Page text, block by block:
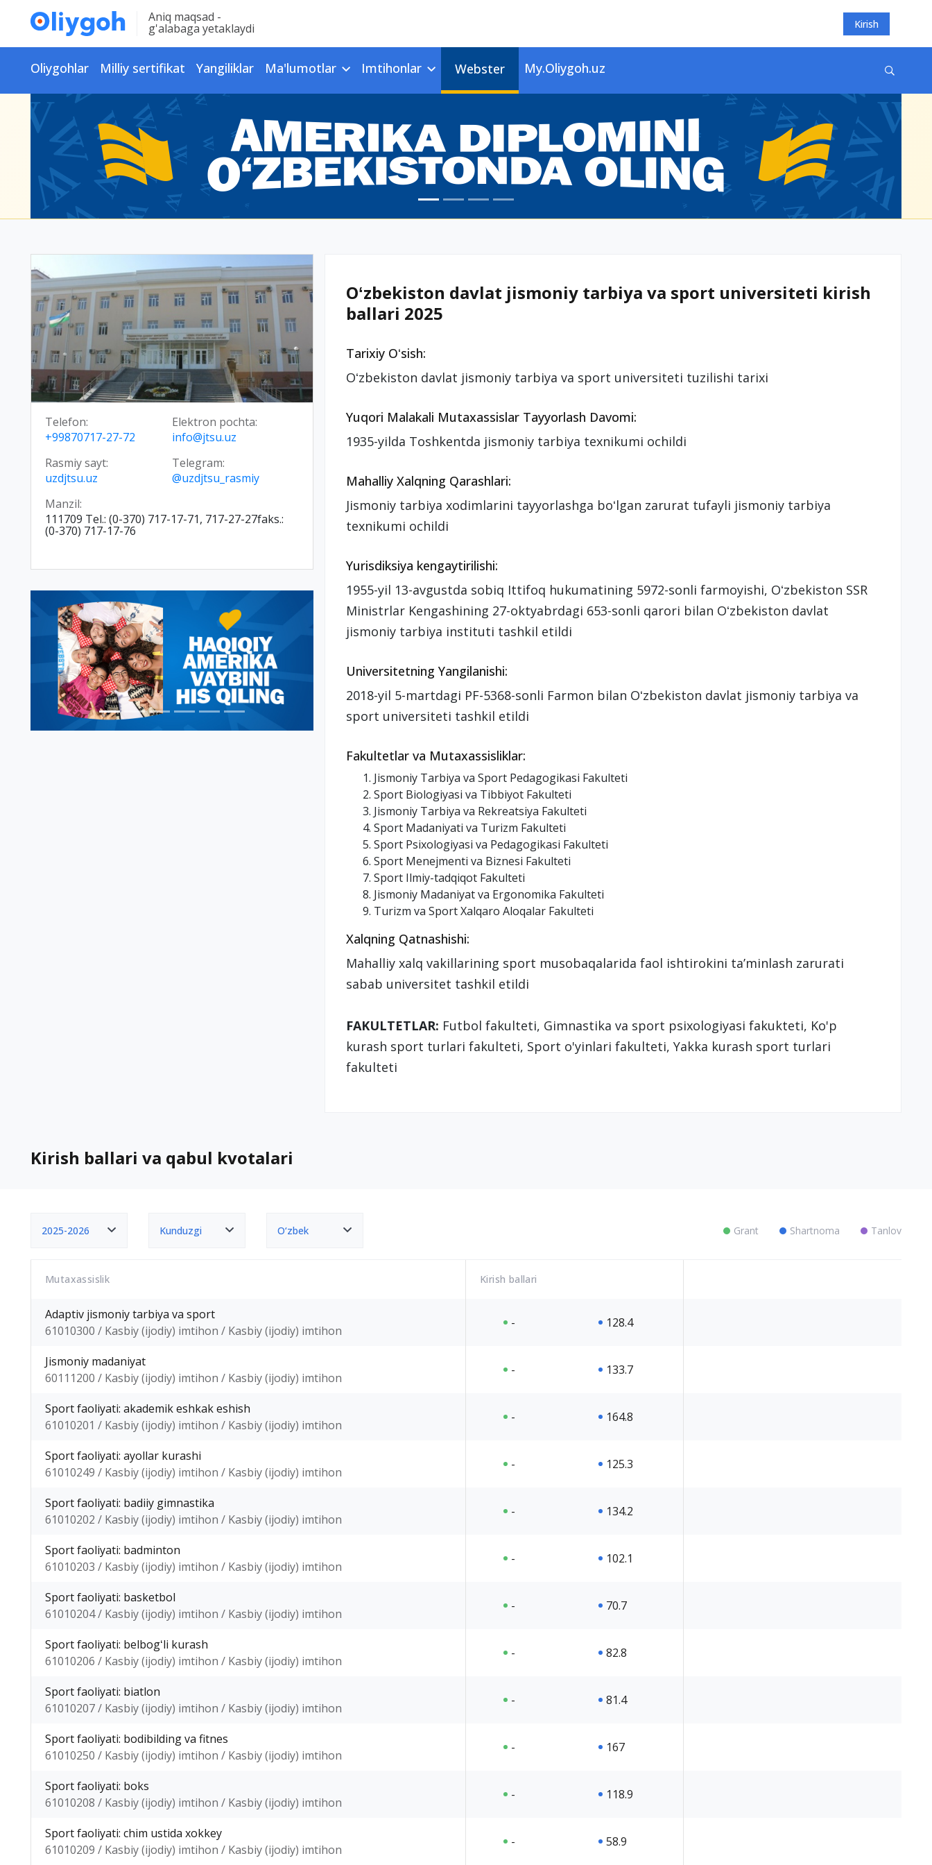
Aniq maqsad -
g'alabaga yetaklaydi Kirish
Oliygohlar Milliy sertifikat Yangiliklar Ma'lumotlar Imtihonlar Webster My.Oliygoh.uz
Telefon:
+99870717-27-72
Elektron pochta:
info@jtsu.uz
Rasmiy sayt:
uzdjtsu.uz
Telegram:
@uzdjtsu_rasmiy
Manzil:
111709 Tel.: (0-370) 717-17-71, 717-27-27faks.:
(0-370) 717-17-76
Oʻzbekiston davlat jismoniy tarbiya va sport universiteti kirish
ballari 2025
Tarixiy Oʻsish:
Oʻzbekiston davlat jismoniy tarbiya va sport universiteti tuzilishi tarixi
Yuqori Malakali Mutaxassislar Tayyorlash Davomi:
1935-yilda Toshkentda jismoniy tarbiya texnikumi ochildi
Mahalliy Xalqning Qarashlari:
Jismoniy tarbiya xodimlarini tayyorlashga boʻlgan zarurat tufayli jismoniy tarbiya
texnikumi ochildi
Yurisdiksiya kengaytirilishi:
1955-yil 13-avgustda sobiq Ittifoq hukumatining 5972-sonli farmoyishi, Oʻzbekiston SSR
Ministrlar Kengashining 27-oktyabrdagi 653-sonli qarori bilan Oʻzbekiston davlat
jismoniy tarbiya instituti tashkil etildi
Universitetning Yangilanishi:
2018-yil 5-martdagi PF-5368-sonli Farmon bilan Oʻzbekiston davlat jismoniy tarbiya va
sport universiteti tashkil etildi
Fakultetlar va Mutaxassisliklar:
Jismoniy Tarbiya va Sport Pedagogikasi Fakulteti
Sport Biologiyasi va Tibbiyot Fakulteti
Jismoniy Tarbiya va Rekreatsiya Fakulteti
Sport Madaniyati va Turizm Fakulteti
Sport Psixologiyasi va Pedagogikasi Fakulteti
Sport Menejmenti va Biznesi Fakulteti
Sport Ilmiy-tadqiqot Fakulteti
Jismoniy Madaniyat va Ergonomika Fakulteti
Turizm va Sport Xalqaro Aloqalar Fakulteti
Xalqning Qatnashishi:
Mahalliy xalq vakillarining sport musobaqalarida faol ishtirokini taʼminlash zarurati
sabab universitet tashkil etildi
FAKULTETLAR: Futbol fakulteti, Gimnastika va sport psixologiyasi fakukteti, Ko'p
kurash sport turlari fakulteti, Sport o'yinlari fakulteti, Yakka kurash sport turlari
fakulteti
Kirish ballari va qabul kvotalari
2025-2026 Kunduzgi O‘zbek Grant Shartnoma Tanlov
Mutaxassislik Kirish ballari
Adaptiv jismoniy tarbiya va sport
61010300 / Kasbiy (ijodiy) imtihon / Kasbiy (ijodiy) imtihon
- 128.4
Jismoniy madaniyat
60111200 / Kasbiy (ijodiy) imtihon / Kasbiy (ijodiy) imtihon
- 133.7
Sport faoliyati: akademik eshkak eshish
61010201 / Kasbiy (ijodiy) imtihon / Kasbiy (ijodiy) imtihon
- 164.8
Sport faoliyati: ayollar kurashi
61010249 / Kasbiy (ijodiy) imtihon / Kasbiy (ijodiy) imtihon
- 125.3
Sport faoliyati: badiiy gimnastika
61010202 / Kasbiy (ijodiy) imtihon / Kasbiy (ijodiy) imtihon
- 134.2
Sport faoliyati: badminton
61010203 / Kasbiy (ijodiy) imtihon / Kasbiy (ijodiy) imtihon
- 102.1
Sport faoliyati: basketbol
61010204 / Kasbiy (ijodiy) imtihon / Kasbiy (ijodiy) imtihon
- 70.7
Sport faoliyati: belbogʻli kurash
61010206 / Kasbiy (ijodiy) imtihon / Kasbiy (ijodiy) imtihon
- 82.8
Sport faoliyati: biatlon
61010207 / Kasbiy (ijodiy) imtihon / Kasbiy (ijodiy) imtihon
- 81.4
Sport faoliyati: bodibilding va fitnes
61010250 / Kasbiy (ijodiy) imtihon / Kasbiy (ijodiy) imtihon
- 167
Sport faoliyati: boks
61010208 / Kasbiy (ijodiy) imtihon / Kasbiy (ijodiy) imtihon
- 118.9
Sport faoliyati: chim ustida xokkey
61010209 / Kasbiy (ijodiy) imtihon / Kasbiy (ijodiy) imtihon
- 58.9